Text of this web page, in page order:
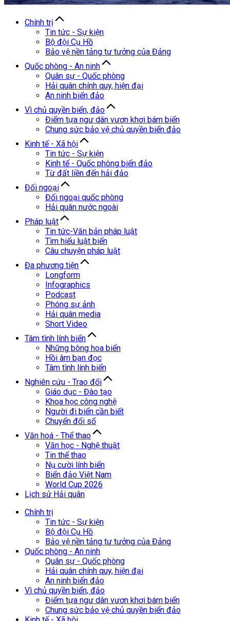
Chính trị
Tin tức - Sự kiện
Bộ đội Cụ Hồ
Bảo vệ nền tảng tư tưởng của Đảng
Quốc phòng - An ninh
Quân sự - Quốc phòng
Hải quân chính quy, hiện đại
An ninh biển đảo
Vì chủ quyền biển, đảo
Điểm tựa ngư dân vươn khơi bám biển
Chung sức bảo vệ chủ quyền biển đảo
Kinh tế - Xã hội
Tin tức - Sự kiện
Kinh tế - Quốc phòng biển đảo
Từ đất liền đến hải đảo
Đối ngoại
Đối ngoại quốc phòng
Hải quân nước ngoài
Pháp luật
Tin tức-Văn bản pháp luật
Tìm hiểu luật biển
Câu chuyện pháp luật
Đa phương tiện
Longform
Infographics
Podcast
Phóng sự ảnh
Hải quân media
Short Video
Tâm tình lính biển
Những bông hoa biển
Hồi âm bạn đọc
Tâm tình lính biển
Nghiên cứu - Trao đổi
Giáo dục - Đào tạo
Khoa học công nghệ
Người đi biển cần biết
Chuyển đổi số
Văn hoá - Thể thao
Văn học - Nghệ thuật
Tin thể thao
Nụ cười lính biển
Biển đảo Việt Nam
World Cup 2026
Lịch sử Hải quân
Chính trị
Tin tức - Sự kiện
Bộ đội Cụ Hồ
Bảo vệ nền tảng tư tưởng của Đảng
Quốc phòng - An ninh
Quân sự - Quốc phòng
Hải quân chính quy, hiện đại
An ninh biển đảo
Vì chủ quyền biển, đảo
Điểm tựa ngư dân vươn khơi bám biển
Chung sức bảo vệ chủ quyền biển đảo